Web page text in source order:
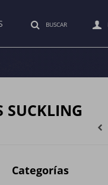
SUCKLING
Categorías